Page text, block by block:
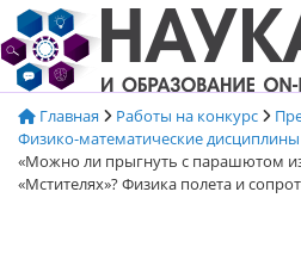
Перейти
к
содержимому
Главная Работы на конкурс
Физико-математические дисциплины
«Можно ли прыгнуть с парашютом из
«Мстителях»? Физика полета и